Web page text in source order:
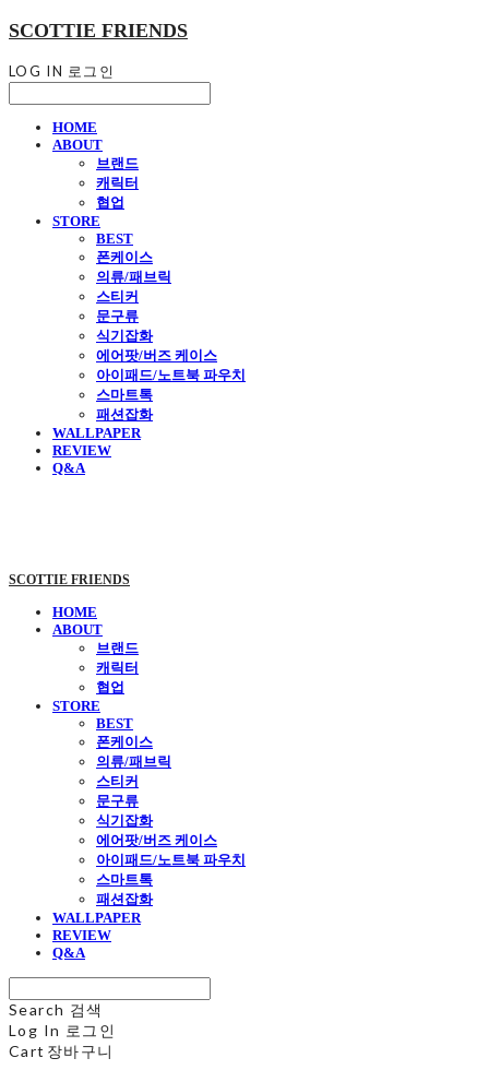
SCOTTIE FRIENDS
LOG IN 로그인
HOME
ABOUT
브랜드
캐릭터
협업
STORE
BEST
폰케이스
의류/패브릭
스티커
문구류
식기잡화
에어팟/버즈 케이스
아이패드/노트북 파우치
스마트톡
패션잡화
WALLPAPER
REVIEW
Q&A
SCOTTIE FRIENDS
HOME
ABOUT
브랜드
캐릭터
협업
STORE
BEST
폰케이스
의류/패브릭
스티커
문구류
식기잡화
에어팟/버즈 케이스
아이패드/노트북 파우치
스마트톡
패션잡화
WALLPAPER
REVIEW
Q&A
Search 검색
Log In 로그인
Cart 장바구니